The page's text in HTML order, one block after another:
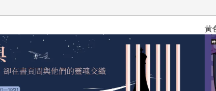
黃色書刊回來了！一起走進他的